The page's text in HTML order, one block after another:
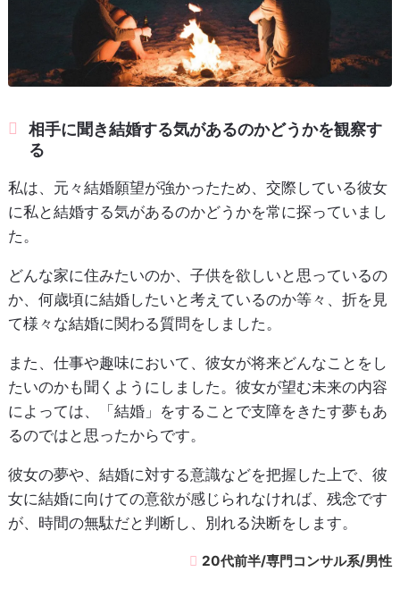
相手に聞き結婚する気があるのかどうかを観察す
る
私は、元々結婚願望が強かったため、交際している彼女
に私と結婚する気があるのかどうかを常に探っていまし
た。
どんな家に住みたいのか、子供を欲しいと思っているの
か、何歳頃に結婚したいと考えているのか等々、折を見
て様々な結婚に関わる質問をしました。
また、仕事や趣味において、彼女が将来どんなことをし
たいのかも聞くようにしました。彼女が望む未来の内容
によっては、「結婚」をすることで支障をきたす夢もあ
るのではと思ったからです。
彼女の夢や、結婚に対する意識などを把握した上で、彼
女に結婚に向けての意欲が感じられなければ、残念です
が、時間の無駄だと判断し、別れる決断をします。
20代前半/専門コンサル系/男性